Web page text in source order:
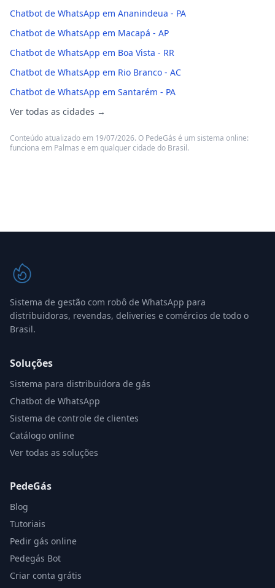
Chatbot de WhatsApp em Ananindeua - PA
Chatbot de WhatsApp em Macapá - AP
Chatbot de WhatsApp em Boa Vista - RR
Chatbot de WhatsApp em Rio Branco - AC
Chatbot de WhatsApp em Santarém - PA
Ver todas as cidades →
Conteúdo atualizado em 19/07/2026. O PedeGás é um sistema online:
funciona em Palmas e em qualquer cidade do Brasil.
Sistema de gestão com robô de WhatsApp para
distribuidoras, revendas, deliveries e comércios de todo o
Brasil.
Soluções
Sistema para distribuidora de gás
Chatbot de WhatsApp
Sistema de controle de clientes
Catálogo online
Ver todas as soluções
PedeGás
Blog
Tutoriais
Pedir gás online
Pedegás Bot
Criar conta grátis